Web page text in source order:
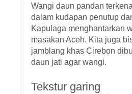
Wangi daun pandan
dalam kudapan penutup
Kapulaga menghantarkan
masakan Aceh. Kita juga
jamblang khas Cirebon
daun jati agar wangi.
Tekstur garing